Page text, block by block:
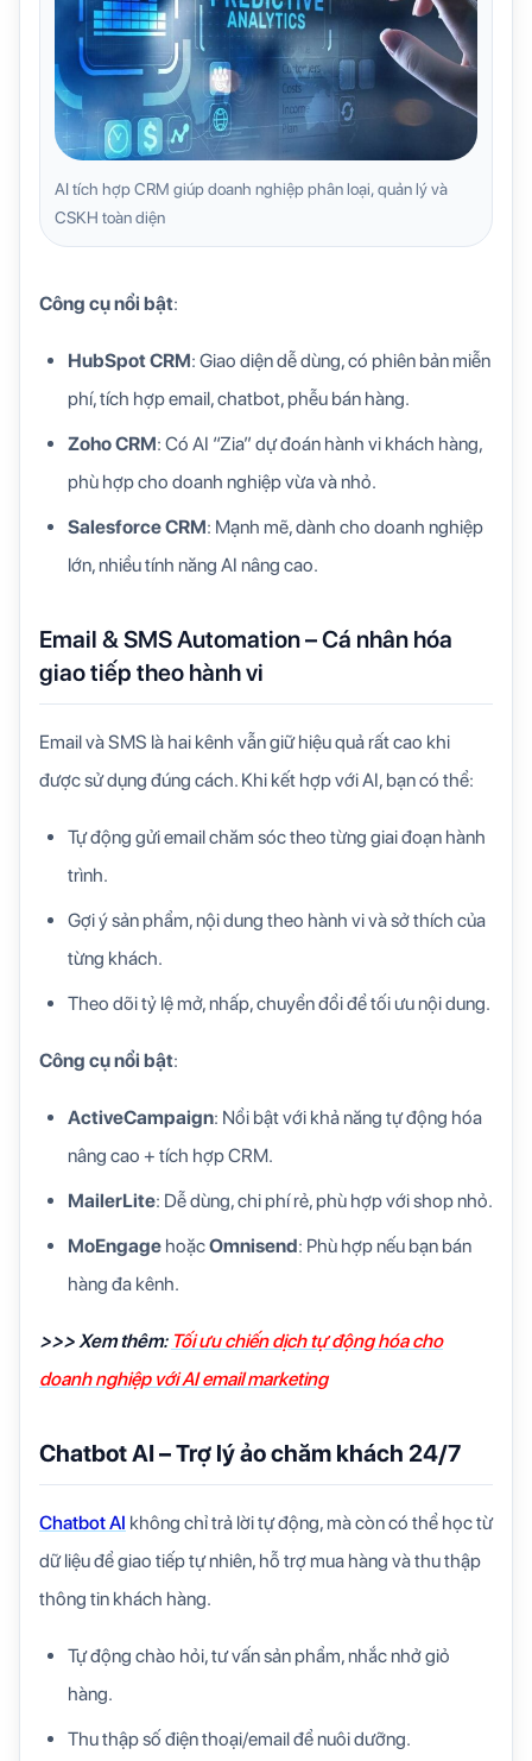
AI tích hợp CRM giúp doanh nghiệp phân loại, quản lý và
CSKH toàn diện
Công cụ nổi bật:
HubSpot CRM: Giao diện dễ dùng, có phiên bản miễn
phí, tích hợp email, chatbot, phễu bán hàng.
Zoho CRM: Có AI “Zia” dự đoán hành vi khách hàng,
phù hợp cho doanh nghiệp vừa và nhỏ.
Salesforce CRM: Mạnh mẽ, dành cho doanh nghiệp
lớn, nhiều tính năng AI nâng cao.
Email & SMS Automation – Cá nhân hóa
giao tiếp theo hành vi
Email và SMS là hai kênh vẫn giữ hiệu quả rất cao khi
được sử dụng đúng cách. Khi kết hợp với AI, bạn có thể:
Tự động gửi email chăm sóc theo từng giai đoạn hành
trình.
Gợi ý sản phẩm, nội dung theo hành vi và sở thích của
từng khách.
Theo dõi tỷ lệ mở, nhấp, chuyển đổi để tối ưu nội dung.
Công cụ nổi bật:
ActiveCampaign: Nổi bật với khả năng tự động hóa
nâng cao + tích hợp CRM.
MailerLite: Dễ dùng, chi phí rẻ, phù hợp với shop nhỏ.
MoEngage hoặcOmnisend: Phù hợp nếu bạn bán
hàng đa kênh.
>>> Xem thêm: Tối ưu chiến dịch tự động hóa cho
doanh nghiệp với AI email marketing
Chatbot AI – Trợ lý ảo chăm khách 24/7
Chatbot AI không chỉ trả lời tự động, mà còn có thể học từ
dữ liệu để giao tiếp tự nhiên, hỗ trợ mua hàng và thu thập
thông tin khách hàng.
Tự động chào hỏi, tư vấn sản phẩm, nhắc nhở giỏ
hàng.
Thu thập số điện thoại/email để nuôi dưỡng.